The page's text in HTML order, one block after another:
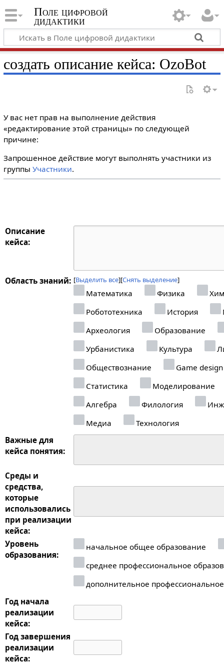
Поле цифровой
дидактики
создать описание кейса: OzoBot
У вас нет прав на выполнение действия
«редактирование этой страницы» по следующей
причине:
Запрошенное действие могут выполнять участники из
группы Участники.
Описание
кейса:
Область знаний: Выделить все Снять выделение
Математика Физика
Робототехника
История
Археология
Образование
Урбанистика
Культура
Обществознание
Game design
Статистика
Моделирование
Алгебра
Филология
Медиа
Технология
Важные для
кейса понятия:
Среды и
средства,
которые
использовались
при реализации
кейса:
Уровень
образования:
начальное общее образование
среднее профессиональное
дополнительное
Год начала
реализации
кейса:
Год завершения
реализации
кейса: